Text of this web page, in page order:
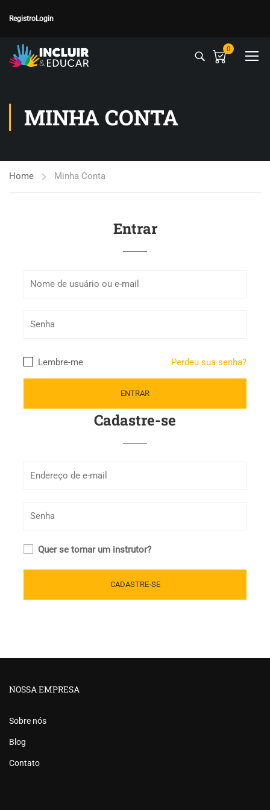
RegistroLogin
0
MINHA CONTA
Home Minha Conta
Entrar
Lembre-me Perdeu sua senha?
Cadastre-se
Quer se tornar um instrutor?
NOSSA EMPRESA
Sobre nós
Blog
Contato